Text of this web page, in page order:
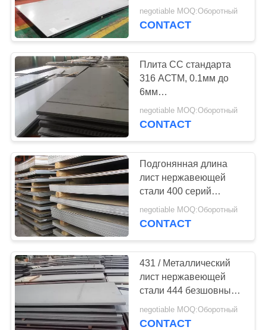
подгонянная плита
нержавеющей стали
negotiable MOQ:Оборотный
CONTACT
Плита СС стандарта
316 АСТМ, 0.1мм до
6мм
холоднопрокатный
лист нержавеющей
negotiable MOQ:Оборотный
CONTACT
Подгонянная длина
лист нержавеющей
стали 400 серий
толщина стены 0,89 до
60мм
negotiable MOQ:Оборотный
CONTACT
431 / Металлический
лист нержавеющей
стали 444 безшовный,
материал
металлического листа
negotiable MOQ:Оборотный
CONTACT